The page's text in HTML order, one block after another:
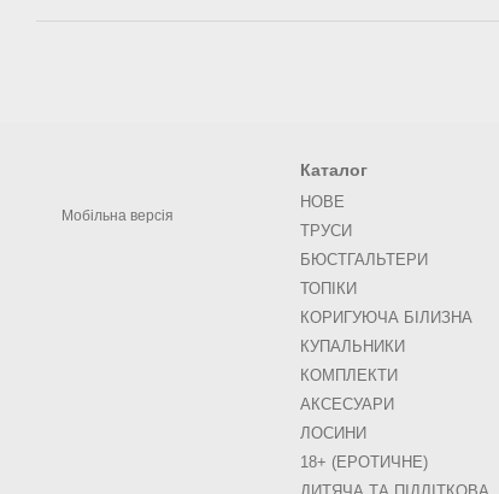
Мобільна версія
Каталог
НОВЕ
ТРУСИ
БЮСТГАЛЬТЕРИ
ТОПІКИ
КОРИГУЮЧА БІЛИЗНА
КУПАЛЬНИКИ
КОМПЛЕКТИ
АКСЕСУАРИ
ЛОСИНИ
18+ (ЕРОТИЧНЕ)